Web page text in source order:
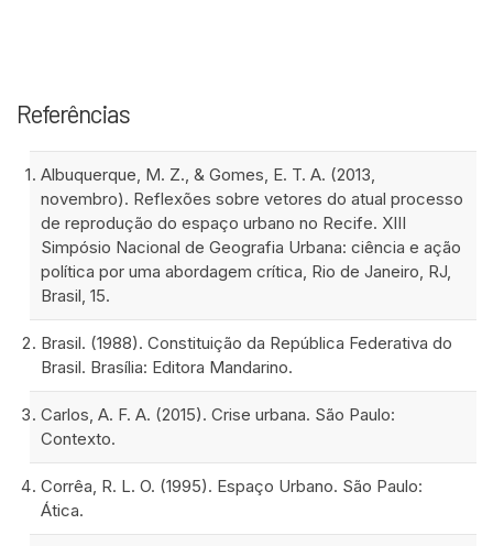
Referências
Albuquerque, M. Z., & Gomes, E. T. A. (2013,
novembro). Reflexões sobre vetores do atual processo
de reprodução do espaço urbano no Recife. XIII
Simpósio Nacional de Geografia Urbana: ciência e ação
política por uma abordagem crítica, Rio de Janeiro, RJ,
Brasil, 15.
Brasil. (1988). Constituição da República Federativa do
Brasil. Brasília: Editora Mandarino.
Carlos, A. F. A. (2015). Crise urbana. São Paulo:
Contexto.
Corrêa, R. L. O. (1995). Espaço Urbano. São Paulo:
Ática.